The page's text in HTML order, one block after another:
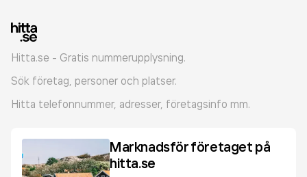
Hitta.se - Gratis nummerupplysning.
Sök företag, personer och platser.
Hitta telefonnummer, adresser, företagsinfo mm.
Marknadsför företaget på
hitta.se